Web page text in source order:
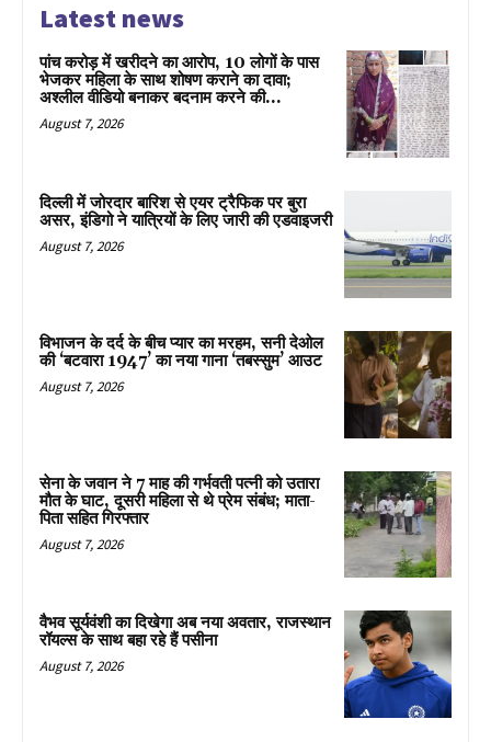
Latest news
पांच करोड़ में खरीदने का आरोप, 10 लोगों के पास
भेजकर महिला के साथ शोषण कराने का दावा;
अश्लील वीडियो बनाकर बदनाम करने की...
August 7, 2026
दिल्ली में जोरदार बारिश से एयर ट्रैफिक पर बुरा
असर, इंडिगो ने यात्रियों के लिए जारी की एडवाइजरी
August 7, 2026
विभाजन के दर्द के बीच प्यार का मरहम, सनी देओल
की ‘बटवारा 1947’ का नया गाना ‘तबस्सुम’ आउट
August 7, 2026
सेना के जवान ने 7 माह की गर्भवती पत्नी को उतारा
मौत के घाट, दूसरी महिला से थे प्रेम संबंध; माता-
पिता सहित गिरफ्तार
August 7, 2026
वैभव सूर्यवंशी का दिखेगा अब नया अवतार, राजस्थान
रॉयल्स के साथ बहा रहे हैं पसीना
August 7, 2026